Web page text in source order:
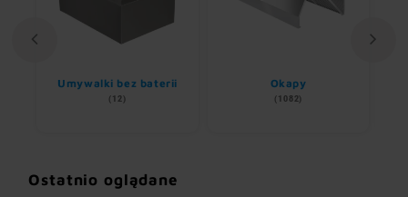
Umywalki bez baterii
(12)
Okapy
(1082)
Ostatnio oglądane